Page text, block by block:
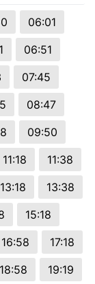
06:01
06:51
07:45
08:47
09:50
11:18
11:38
13:18
13:38
15:18
16:58
17:18
18:58
19:19